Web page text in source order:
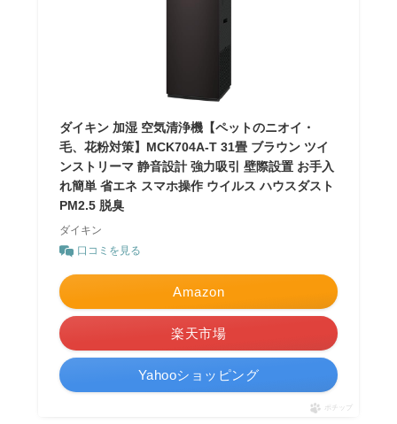
ダイキン 加湿 空気清浄機【ペットのニオイ・
毛、花粉対策】MCK704A-T 31畳 ブラウン ツイ
ンストリーマ 静音設計 強力吸引 壁際設置 お手入
れ簡単 省エネ スマホ操作 ウイルス ハウスダスト
PM2.5 脱臭
ダイキン
口コミを見る
Amazon
楽天市場
Yahooショッピング
ポチップ